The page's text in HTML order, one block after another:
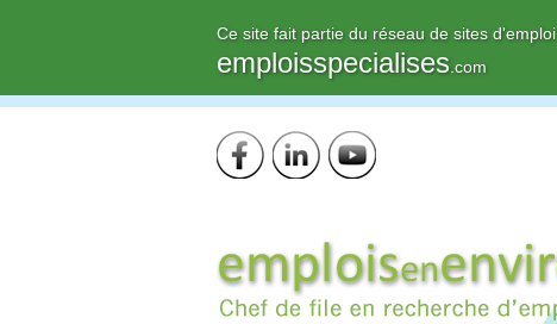
Ce site fait partie du réseau de sites d'emploi
emploisspecialises .com